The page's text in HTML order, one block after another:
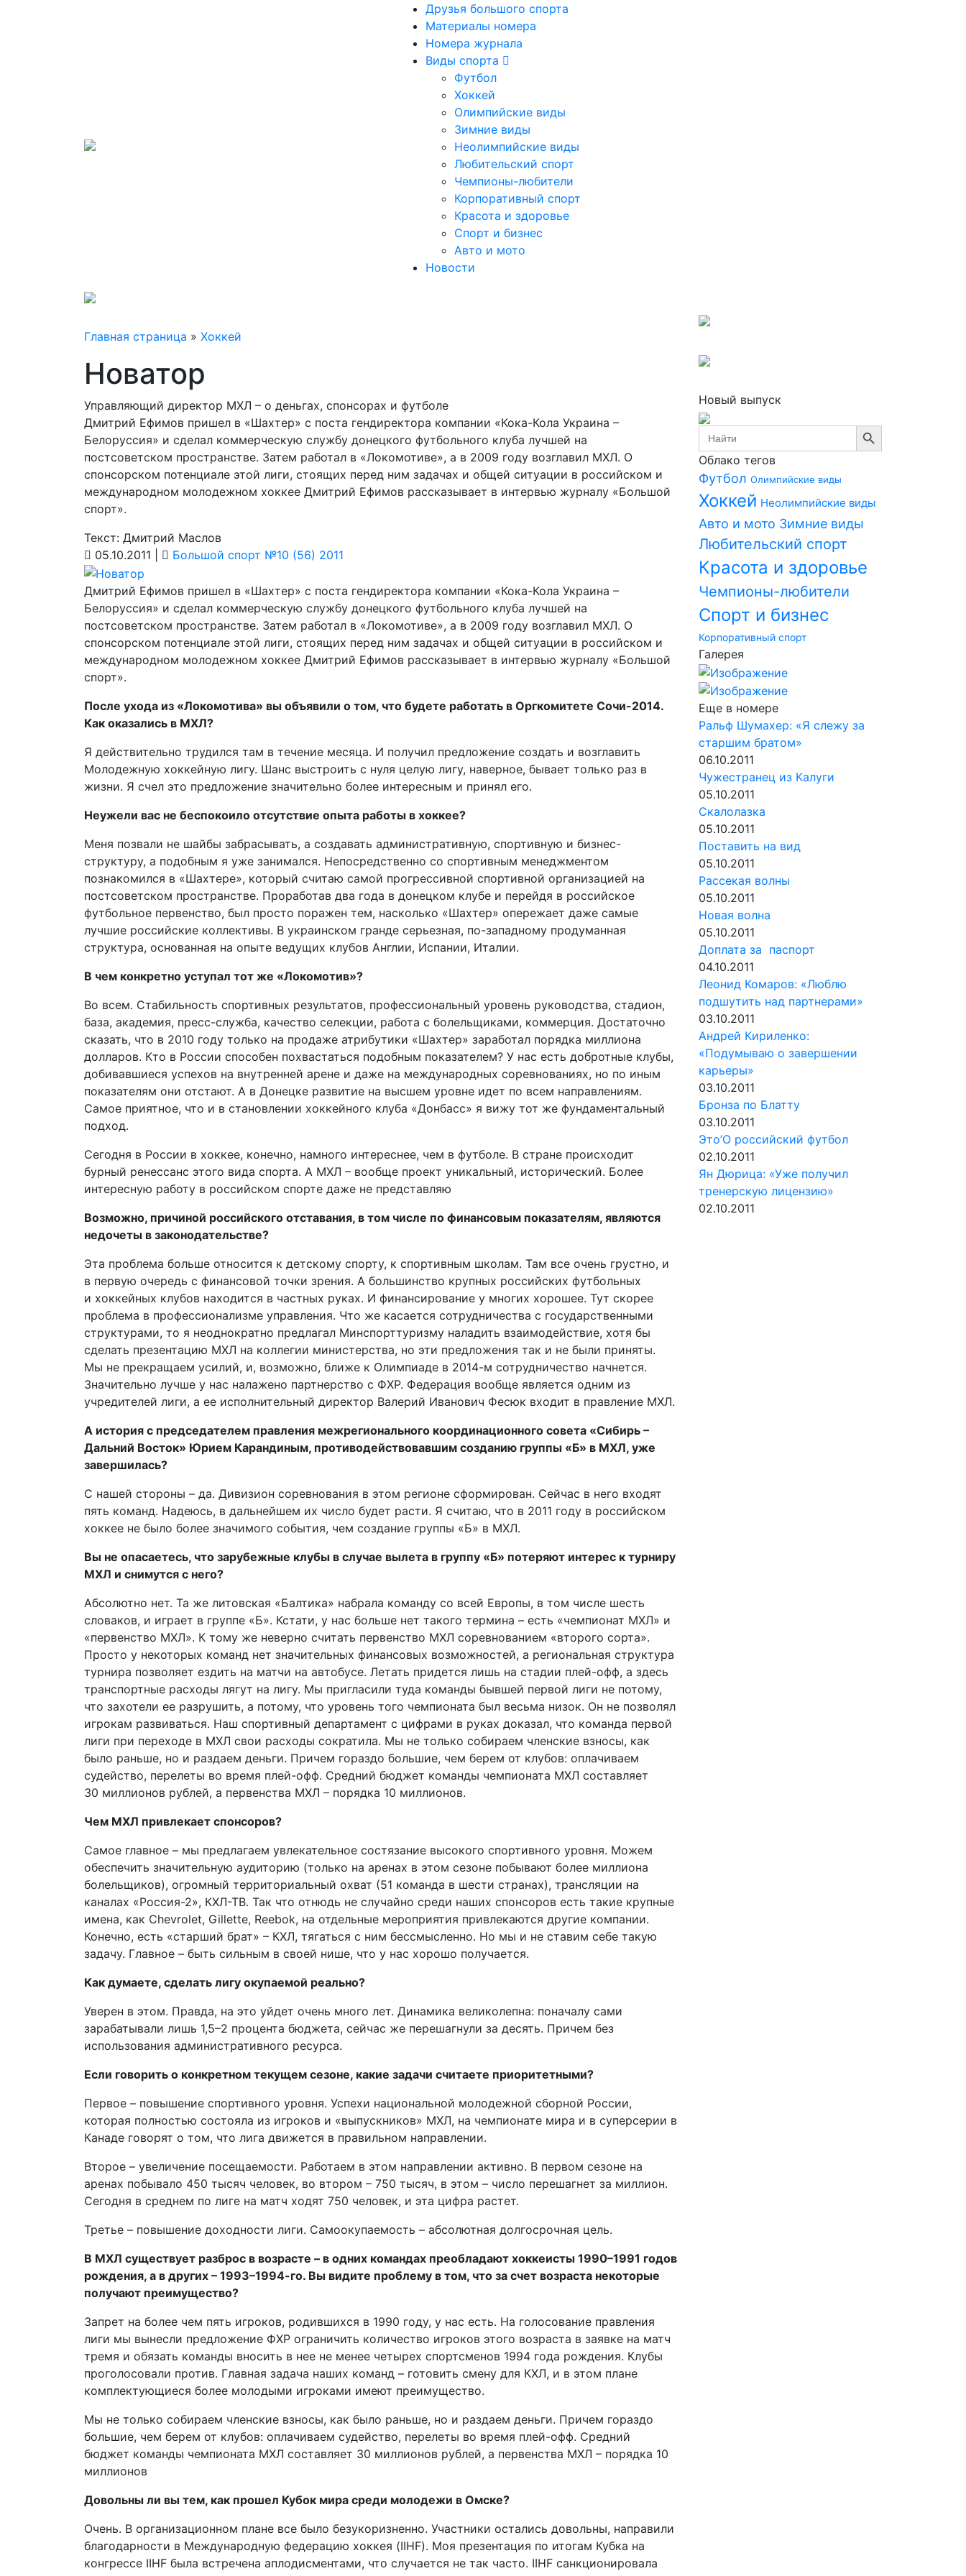
Друзья большого спорта
Материалы номера
Номера журнала
Виды спорта
Футбол
Хоккей
Олимпийские виды
Зимние виды
Неолимпийские виды
Любительский спорт
Чемпионы-любители
Корпоративный спорт
Красота и здоровье
Спорт и бизнес
Авто и мото
Новости
Главная страница » Хоккей
Новатор
Управляющий директор МХЛ – о деньгах, спонсорах и футболе
Дмитрий Ефимов пришел в «Шахтер» с поста гендиректора компании «Кока-Кола Украина –
Белоруссия» и сделал коммерческую службу донецкого футбольного клуба лучшей на
постсоветском пространстве. Затем работал в «Локомотиве», а в 2009 году возглавил МХЛ. О
спонсорском потенциале этой лиги, стоящих перед ним задачах и общей ситуации в российском и
международном молодежном хоккее Дмитрий Ефимов рассказывает в интервью журналу «Большой
спорт».
Текст: Дмитрий Маслов
05.10.2011 |
Большой спорт №10 (56) 2011
Дмитрий Ефимов пришел в «Шахтер» с поста гендиректора компании «Кока-Кола Украина –
Белоруссия» и сделал коммерческую службу донецкого футбольного клуба лучшей на
постсоветском пространстве. Затем работал в «Локомотиве», а в 2009 году возглавил МХЛ. О
спонсорском потенциале этой лиги, стоящих перед ним задачах и общей ситуации в российском и
международном молодежном хоккее Дмитрий Ефимов рассказывает в интервью журналу «Большой
спорт».
После ухода из «Локомотива» вы объявили о том, что будете работать в Оргкомитете Сочи-2014.
Как оказались в МХЛ?
Я действительно трудился там в течение месяца. И получил предложение создать и возглавить
Молодежную хоккейную лигу. Шанс выстроить с нуля целую лигу, наверное, бывает только раз в
жизни. Я счел это предложение значительно более интересным и принял его.
Неужели вас не беспокоило отсутствие опыта работы в хоккее?
Меня позвали не шайбы забрасывать, а создавать административную, спортивную и бизнес-
структуру, а подобным я уже занимался. Непосредственно со спортивным менеджментом
познакомился в «Шахтере», который считаю самой прогрессивной спортивной организацией на
постсоветском пространстве. Проработав два года в донецком клубе и перейдя в российское
футбольное первенство, был просто поражен тем, насколько «Шахтер» опережает даже самые
лучшие российские коллективы. В украинском гранде серьезная, по-западному продуманная
структура, основанная на опыте ведущих клубов Англии, Испании, Италии.
В чем конкретно уступал тот же «Локомотив»?
Во всем. Стабильность спортивных результатов, профессиональный уровень руководства, стадион,
база, академия, пресс-служба, качество селекции, работа с болельщиками, коммерция. Достаточно
сказать, что в 2010 году только на продаже атрибутики «Шахтер» заработал порядка миллиона
долларов. Кто в России способен похвастаться подобным показателем? У нас есть добротные клубы,
добивавши­еся успехов на внутренней арене и даже на международных соревнованиях, но по иным
показателям они отстают. А в Донецке развитие на высшем уровне идет по всем направлениям.
Самое приятное, что и в становлении хоккейного клуба «Донбасс» я вижу тот же фундаментальный
подход.
Сегодня в России в хоккее, конечно, намного интереснее, чем в футболе. В стране происходит
бурный ренессанс этого вида спорта. А МХЛ – вообще проект уникальный, исторический. Более
интересную работу в российском спорте даже не представляю
Возможно, причиной российского отставания, в том числе по финансовым показателям, являются
недочеты в законодательстве?
Эта проблема больше относится к детскому спорту, к спортивным школам. Там все очень грустно, и
в первую очередь с финансовой точки зрения. А большинство крупных российских футбольных
и хоккейных клубов находится в частных руках. И финансирование у многих хорошее. Тут скорее
проблема в профессионализме управления. Что же касается сотрудничества с государственными
структурами, то я неоднократно предлагал Минспорттуризму наладить взаимодействие, хотя бы
сделать презентацию МХЛ на коллегии министерства, но эти предложения так и не были приняты.
Мы не прекращаем усилий, и, возможно, ближе к Олимпиаде в 2014-м сотрудничество начнется.
Значительно лучше у нас налажено партнерство с ФХР. Федерация вообще является одним из
учредителей лиги, а ее исполнительный директор Валерий Иванович Фесюк входит в правление МХЛ.
А история с председателем правления межрегионального координационного совета «Сибирь –
Дальний Восток» Юрием Карандиным, противодействовавшим созданию группы «Б» в МХЛ, уже
завершилась?
С нашей стороны – да. Дивизион соревнования в этом регионе сформирован. Сейчас в него входят
пять команд. Надеюсь, в дальнейшем их число будет расти. Я считаю, что в 2011 году в российском
хоккее не было более значимого события, чем создание группы «Б» в МХЛ.
Вы не опасаетесь, что зарубежные клубы в случае вылета в группу «Б» потеряют интерес к турниру
МХЛ и снимутся с него?
Абсолютно нет. Та же литовская «Балтика» набрала команду со всей Европы, в том числе шесть
словаков, и играет в группе «Б». Кстати, у нас больше нет такого термина – есть «чемпионат МХЛ» и
«первенство МХЛ». К тому же неверно считать первенство МХЛ соревнованием «второго сорта».
Просто у некоторых команд нет значительных финансовых возможностей, а региональная структура
турнира позволяет ездить на матчи на автобусе. Летать придется лишь на стадии плей-офф, а здесь
транспортные расходы лягут на лигу. Мы пригласили туда команды бывшей первой лиги не потому,
что захотели ее разрушить, а потому, что уровень того чемпионата был весьма низок. Он не позволял
игрокам развиваться. Наш спортивный департамент с цифрами в руках доказал, что команда первой
лиги при переходе в МХЛ свои расходы сократила. Мы не только собираем членские взносы, как
было раньше, но и раздаем деньги. Причем гораздо большие, чем берем от клубов: оплачиваем
судейство, перелеты во время плей-офф. Средний бюджет команды чемпионата МХЛ составляет
30 миллионов рублей, а первенства МХЛ – порядка 10 миллионов.
Чем МХЛ привлекает спонсоров?
Самое главное – мы предлагаем увлекательное состязание высокого спортивного уровня. Можем
обеспечить значительную аудиторию (только на аренах в этом сезоне побывают более миллиона
болельщиков), огромный территориальный охват (51 команда в шести странах), трансляции на
каналах «Россия-2», КХЛ-ТВ. Так что отнюдь не случайно среди наших спонсоров есть такие крупные
имена, как Chevrolet, Gillette, Reebok, на отдельные мероприятия привлекаются другие компании.
Конечно, есть «старший брат» – КХЛ, тягаться с ним бессмысленно. Но мы и не ставим себе такую
задачу. Главное – быть сильным в своей нише, что у нас хорошо получается.
Как думаете, сделать лигу окупаемой реально?
Уверен в этом. Правда, на это уйдет очень много лет. Динамика великолепна: поначалу сами
зарабатывали лишь 1,5–2 процента бюджета, сейчас же перешагнули за десять. Причем без
использования административного ресурса.
Если говорить о конкретном текущем сезоне, какие задачи считаете приоритетными?
Первое – повышение спортивного уровня. Успехи национальной молодежной сборной России,
которая полностью состояла из игроков и «выпускников» МХЛ, на чемпионате мира и в суперсерии в
Канаде говорят о том, что лига движется в правильном направлении.
Второе – увеличение посещаемости. Работаем в этом направлении активно. В первом сезоне на
аренах побывало 450 тысяч человек, во втором – 750 тысяч, в этом – число перешагнет за миллион.
Сегодня в среднем по лиге на матч ходят 750 человек, и эта цифра растет.
Третье – повышение доходности лиги. Самоокупаемость – абсолютная долгосрочная цель.
В МХЛ существует разброс в возрасте – в одних командах преобладают хоккеисты 1990–1991 годов
рождения, а в других – 1993–1994-го. Вы видите проблему в том, что за счет возраста некоторые
получают преимущество?
Запрет на более чем пять игроков, родившихся в 1990 году, у нас есть. На голосование правления
лиги мы вынесли предложение ФХР ограничить количество игроков этого возраста в заявке на матч
тремя и обязать команды вносить в нее не менее четырех спортсменов 1994 года рождения. Клубы
проголосовали против. Главная задача наших команд – готовить смену для КХЛ, и в этом плане
комплектующиеся более молодыми игроками имеют преимущество.
Мы не только собираем членские взносы, как было раньше, но и раздаем деньги. Причем гораздо
большие, чем берем от клубов: оплачиваем судейство, перелеты во время плей-офф. Средний
бюджет команды чемпионата МХЛ составляет 30 миллионов рублей, а первенства МХЛ – порядка 10
миллионов
Довольны ли вы тем, как прошел Кубок мира среди молодежи в Омске?
Очень. В организационном плане все было безукоризненно. Участники остались довольны, направили
благодарности в Международную федерацию хоккея (IIHF). Моя презентация по итогам Кубка на
конгрессе IIHF была встречена аплодисментами, что случается не так часто. IIHF санкционировала
Новый выпуск
Search
for:
Search Button
Облако тегов
Футбол Олимпийские виды
Хоккей Неолимпийские виды
Авто и мото Зимние виды
Любительский спорт
Красота и здоровье
Чемпионы-любители
Спорт и бизнес
Корпоративный спорт
Галерея
Еще в номере
Ральф Шумахер: «Я слежу за
старшим братом»
06.10.2011
Чужестранец из Калуги
05.10.2011
Скалолазка
05.10.2011
Поставить на вид
05.10.2011
Рассекая волны
05.10.2011
Новая волна
05.10.2011
Доплата за паспорт
04.10.2011
Леонид Комаров: «Люблю
подшутить над партнерами»
03.10.2011
Андрей Кириленко:
«Подумываю о завершении
карьеры»
03.10.2011
Бронза по Блатту
03.10.2011
Это’О российский футбол
02.10.2011
Ян Дюрица: «Уже получил
тренерскую лицензию»
02.10.2011